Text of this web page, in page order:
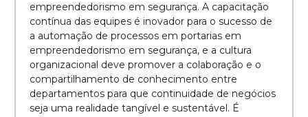
empreendedorismo em segurança. A capacitação
contínua das equipes é inovador para o sucesso de
a automação de processos em portarias em
empreendedorismo em segurança, e a cultura
organizacional deve promover a colaboração e o
compartilhamento de conhecimento entre
departamentos para que continuidade de negócios
seja uma realidade tangível e sustentável. É